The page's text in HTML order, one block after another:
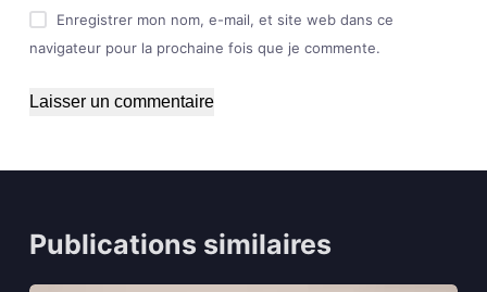
Enregistrer mon nom, e-mail, et site web dans ce
navigateur pour la prochaine fois que je commente.
Laisser un commentaire
Publications similaires